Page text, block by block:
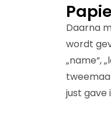
Daarna
wordt
„name“,
just gave